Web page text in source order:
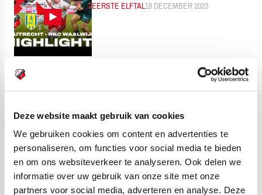
Deze website maakt gebruik van cookies
We gebruiken cookies om content en advertenties te
personaliseren, om functies voor social media te bieden
en om ons websiteverkeer te analyseren. Ook delen we
informatie over uw gebruik van onze site met onze
partners voor social media, adverteren en analyse. Deze
CATEGORIE:
EERSTE ELFTALGEPUBLICEERD:
18 DECEMBER 2023
Jans: 'Niet afgedwongen deze
Wedstrijd van de Week:
Verdienstelijk gelijkspel FC Utrecht
O18